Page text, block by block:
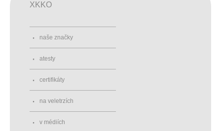
XKKO
naše značky
atesty
certifikáty
na veletrzích
v médiích